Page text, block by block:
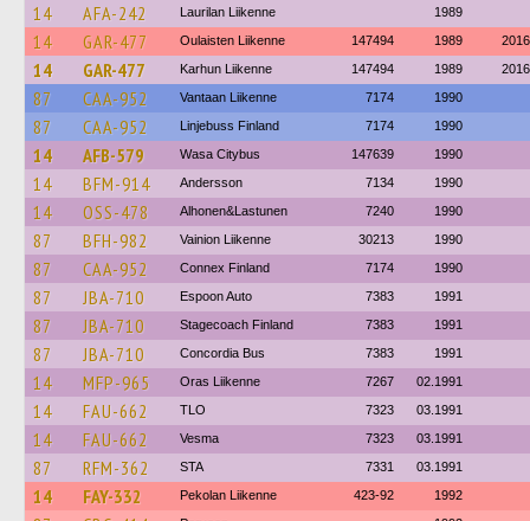
14 AFA-242 Laurilan Liikenne 1989
14 GAR-477 Oulaisten Liikenne 147494 1989 2016
14 GAR-477 Karhun Liikenne 147494 1989 2016
87 CAA-952 Vantaan Liikenne 7174 1990
87 CAA-952 Linjebuss Finland 7174 1990
14 AFB-579 Wasa Citybus 147639 1990
14 BFM-914 Andersson 7134 1990
14 OSS-478 Alhonen&Lastunen 7240 1990
87 BFH-982 Vainion Liikenne 30213 1990
87 CAA-952 Connex Finland 7174 1990
87 JBA-710 Espoon Auto 7383 1991
87 JBA-710 Stagecoach Finland 7383 1991
87 JBA-710 Concordia Bus 7383 1991
14 MFP-965 Oras Liikenne 7267 02.1991
14 FAU-662 TLO 7323 03.1991
14 FAU-662 Vesma 7323 03.1991
87 RFM-362 STA 7331 03.1991
14 FAY-332 Pekolan Liikenne 423-92 1992